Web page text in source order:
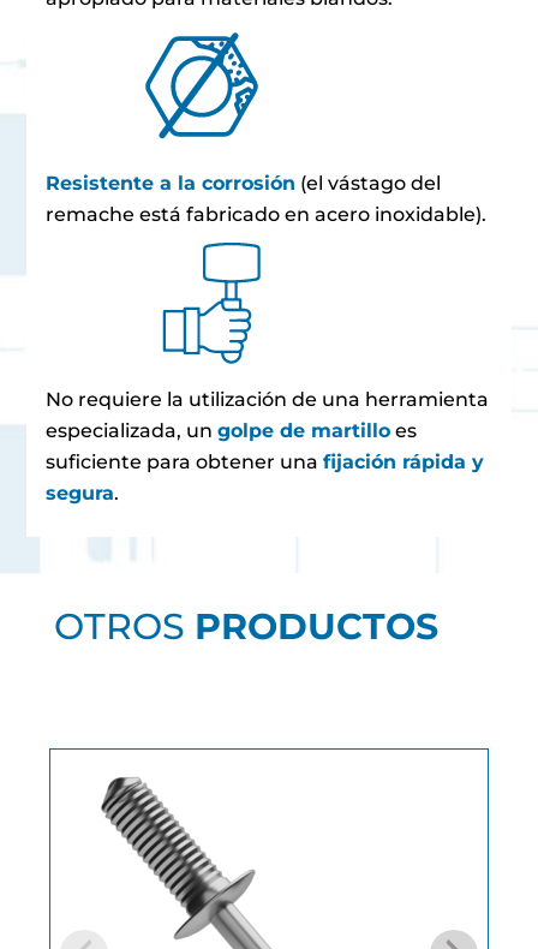
Resistente a la corrosión (el vástago del
remache está fabricado en acero inoxidable).
No requiere la utilización de una herramienta
especializada, ungolpe de martillo es
suficiente para obtener unafijación rápida y
segura.
OTROS PRODUCTOS